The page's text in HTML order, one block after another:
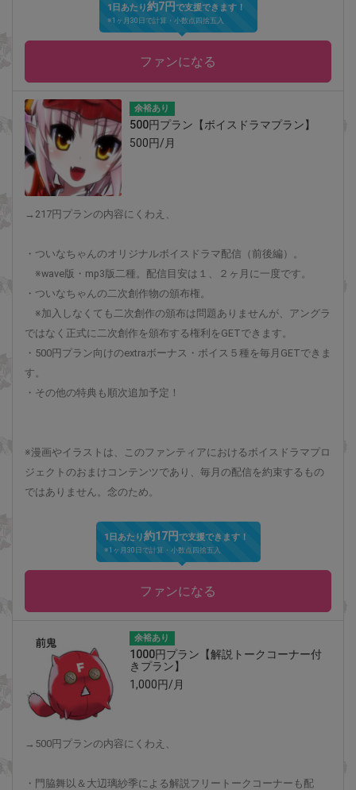
1日あたり約7円で支援できます！
※1ヶ月30日で計算・小数点四捨五入
ファンになる
余裕あり
500円プラン【ボイスドラマプラン】
500円/月
→217円プランの内容にくわえ、
・ついなちゃんのオリジナルボイスドラマ配信（前後編）。
※wave版・mp3版二種。配信目安は１、２ヶ月に一度です。
・ついなちゃんの二次創作物の頒布権。
※加入しなくても二次創作の頒布は問題ありませんが、アングラ
ではなく正式に二次創作を頒布する権利をGETできます。
・500円プラン向けのextraボーナス・ボイス５種を毎月GETできま
す。
・その他の特典も順次追加予定！
※漫画やイラストは、このファンティアにおけるボイスドラマプロ
ジェクトのおまけコンテンツであり、毎月の配信を約束するもの
ではありません。念のため。
1日あたり約17円で支援できます！
※1ヶ月30日で計算・小数点四捨五入
ファンになる
余裕あり
1000円プラン【解説トークコーナー付
きプラン】
1,000円/月
→500円プランの内容にくわえ、
・門脇舞以＆大辺璃紗季による解説フリートークコーナーも配